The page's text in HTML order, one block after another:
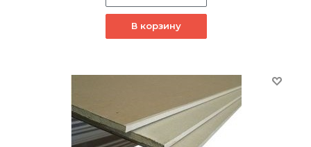
В корзину